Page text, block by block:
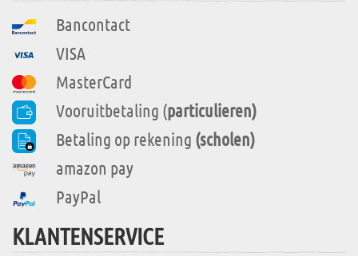
Bancontact
VISA
MasterCard
Vooruitbetaling (particulieren)
Betaling op rekening (scholen)
amazon pay
PayPal
KLANTENSERVICE